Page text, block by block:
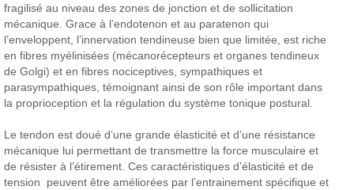
fragilisé au niveau des zones de jonction et de sollicitation
mécanique. Grace à l’endotenon et au paratenon qui
l’enveloppent, l’innervation tendineuse bien que limitée, est riche
en fibres myélinisées (mécanorécepteurs et organes tendineux
de Golgi) et en fibres nociceptives, sympathiques et
parasympathiques, témoignant ainsi de son rôle important dans
la proprioception et la régulation du système tonique postural.
Le tendon est doué d’une grande élasticité et d’une résistance
mécanique lui permettant de transmettre la force musculaire et
de résister à l’étirement. Ces caractéristiques d’élasticité et de
tension peuvent être améliorées par l’entrainement spécifique et